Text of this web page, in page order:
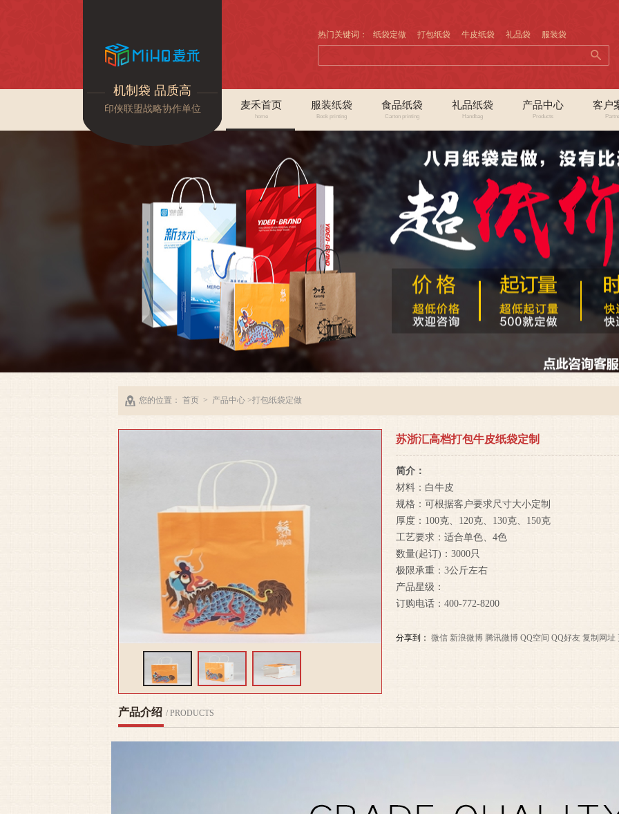
机制袋 品质高
印侠联盟战略协作单位
热门关键词： 纸袋定做 打包纸袋 牛皮纸袋 礼品袋 服装袋
麦禾首页
home
服装纸袋
Book printing
食品纸袋
Carton printing
礼品纸袋
Handbag
产品中心
Products
客户
您的位置： 首页 > 产品中心 >打包纸袋定做
苏浙汇高档打包牛皮纸袋定制
简介：
材料：白牛皮
规格：可根据客户要求尺寸大小定制
厚度：100克、120克、130克、150克
工艺要求：适合单色、4色
数量(起订)：3000只
极限承重：3公斤左右
产品星级：
订购电话：400-772-8200
分享到： 微信 新浪微博 腾讯微博 QQ空间 QQ好友 复制网址
产品介绍 / PRODUCTS